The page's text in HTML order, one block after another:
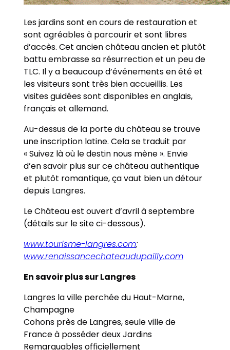
Les jardins sont en cours de restauration et
sont agréables à parcourir et sont libres
d’accès. Cet ancien château ancien et plutôt
battu embrasse sa résurrection et un peu de
TLC. Il y a beaucoup d’événements en été et
les visiteurs sont très bien accueillis. Les
visites guidées sont disponibles en anglais,
français et allemand.
Au-dessus de la porte du château se trouve
une inscription latine. Cela se traduit par
« Suivez là où le destin nous mène ». Envie
d’en savoir plus sur ce château authentique
et plutôt romantique, ça vaut bien un détour
depuis Langres.
Le Château est ouvert d’avril à septembre
(détails sur le site ci-dessous).
www.tourisme-langres.com;
www.renaissancechateaudupailly.com
En savoir plus sur Langres
Langres la ville perchée du Haut-Marne,
Champagne
Cohons près de Langres, seule ville de
France à posséder deux Jardins
Remarquables officiellement